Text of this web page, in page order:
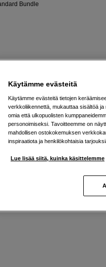
Bundle
Käytämme evästeitä
Käytämme evästeitä tietojen
verkkoliikennettä, mukauttaa sisältöä
omia että ulkopuolisten
personoimiseksi. Tavoitteemme on
mahdollisen ostokokemuksen
inspiraatiota ja henkilökohtaisia
Lue lisää siitä, kuinka käsittelemme